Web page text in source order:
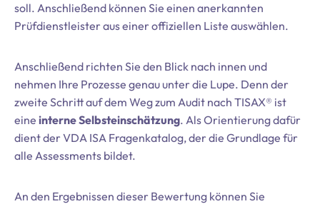
soll. Anschließend können Sie einen anerkannten
Prüfdienstleister aus einer offiziellen Liste auswählen.
Anschließend richten Sie den Blick nach innen und
nehmen Ihre Prozesse genau unter die Lupe. Denn der
zweite Schritt auf dem Weg zum Audit nach TISAX® ist
eine interne Selbsteinschätzung. Als Orientierung dafür
dient der VDA ISA Fragenkatalog, der die Grundlage für
alle Assessments bildet.
An den Ergebnissen dieser Bewertung können Sie